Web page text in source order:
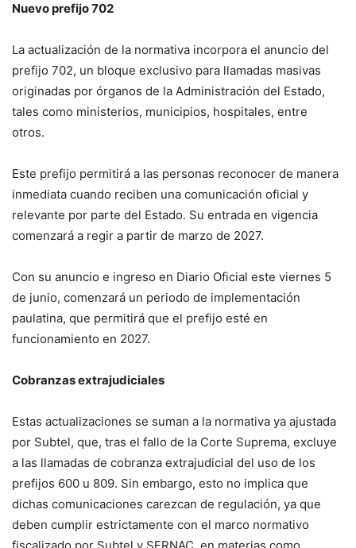
Nuevo prefijo 702
La actualización de la normativa incorpora el anuncio del
prefijo 702, un bloque exclusivo para llamadas masivas
originadas por órganos de la Administración del Estado,
tales como ministerios, municipios, hospitales, entre
otros.
Este prefijo permitirá a las personas reconocer de manera
inmediata cuando reciben una comunicación oficial y
relevante por parte del Estado. Su entrada en vigencia
comenzará a regir a partir de marzo de 2027.
Con su anuncio e ingreso en Diario Oficial este viernes 5
de junio, comenzará un periodo de implementación
paulatina, que permitirá que el prefijo esté en
funcionamiento en 2027.
Cobranzas extrajudiciales
Estas actualizaciones se suman a la normativa ya ajustada
por Subtel, que, tras el fallo de la Corte Suprema, excluye
a las llamadas de cobranza extrajudicial del uso de los
prefijos 600 u 809. Sin embargo, esto no implica que
dichas comunicaciones carezcan de regulación, ya que
deben cumplir estrictamente con el marco normativo
fiscalizado por Subtel y SERNAC, en materias como